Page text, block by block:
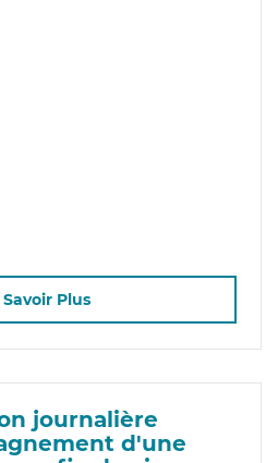
Savoir Plus
journalière
d'une